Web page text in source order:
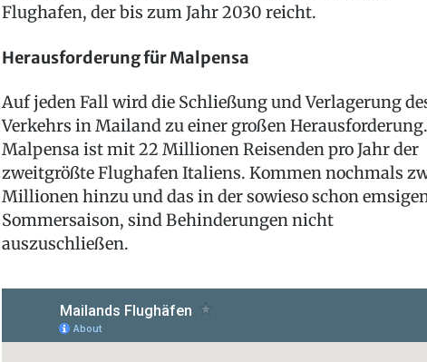
Flughafen, der bis zum Jahr 2030 reicht.
Herausforderung für Malpensa
Auf jeden Fall wird die Schließung und Verlagerung
Verkehrs in Mailand zu einer großen Herausforderung.
Malpensa ist mit 22 Millionen Reisenden pro Jahr der
zweitgrößte Flughafen Italiens. Kommen nochmals
Millionen hinzu und das in der sowieso schon
Sommersaison, sind Behinderungen nicht
auszuschließen.